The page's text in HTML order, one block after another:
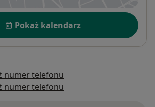
Pokaż kalendarz
numer telefonu
numer telefonu